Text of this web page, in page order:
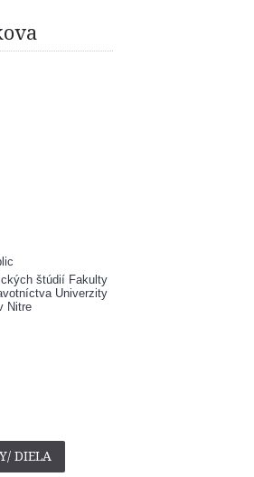
štúdií Fakulty
Univerzity
Nitre
DIELA